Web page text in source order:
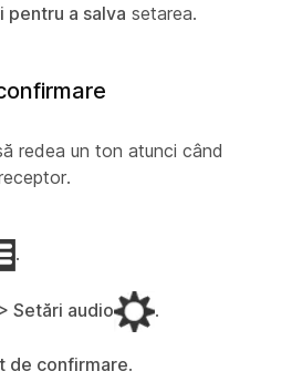
pentru a salva setarea.
redea un ton atunci când
.
Setări audio .
de confirmare.